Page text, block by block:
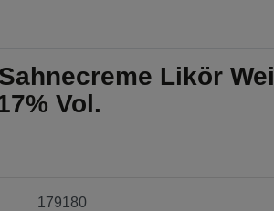
Likör
Vol.
179180